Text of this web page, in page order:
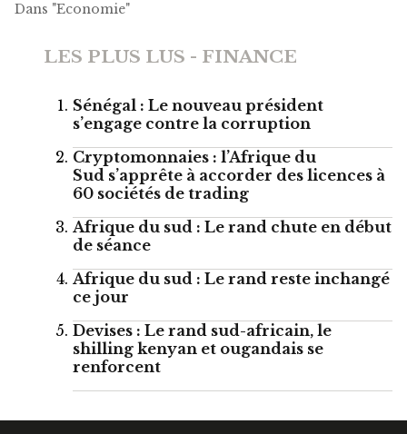
Dans "Economie"
LES PLUS LUS - FINANCE
Sénégal : Le nouveau président
s’engage contre la corruption
Cryptomonnaies : l’Afrique du
Sud s’apprête à accorder des licences à
60 sociétés de trading
Afrique du sud : Le rand chute en début
de séance
Afrique du sud : Le rand reste inchangé
ce jour
Devises : Le rand sud-africain, le
shilling kenyan et ougandais se
renforcent